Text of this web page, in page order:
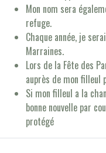
Mon nom sera
refuge.
Chaque année, je
Marraines.
Lors de la Fête des
auprès de mon filleul
Si mon filleul a la
bonne nouvelle par
protégé